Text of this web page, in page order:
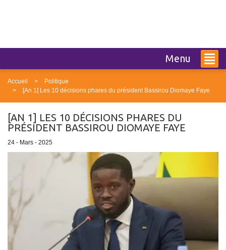
Menu
Accueil
Politique
[An 1] Les 10 décisions phares du président Bassirou Diomaye Faye
[AN 1] LES 10 DÉCISIONS PHARES DU
PRÉSIDENT BASSIROU DIOMAYE FAYE
24 - Mars - 2025